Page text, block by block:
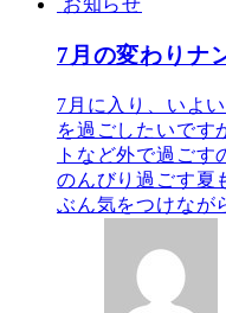
お知らせ
7月の変わりナ
7月に入り、いよ
を過ごしたいです
トなど外で過ご
のんびり過ごす夏
ぶん気をつけな